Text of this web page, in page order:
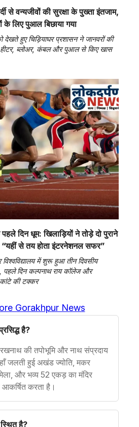
से वन्यजीवों की सुरक्षा के पुख्ता इंतजाम,
लिए पुआल बिछाया गया
देखते हुए चिड़ियाघर प्रशासन ने जानवरों की
हीटर, ब्लोअर, कंबल और पुआल से किए खास
दिन धूम: खिलाड़ियों ने तोड़े दो पुराने
“यहीं से तय होता इंटरनेशनल सफर”
विश्वविद्यालय में शुरू हुआ तीन दिवसीय
दिन कल्पनाथ राय कॉलेज और
कांटे की टक्कर
Gorakhpur News
है?
की तपोभूमि और नाथ संप्रदाय
जलती हुई अखंड ज्योति, मकर
और भव्य 52 एकड़ का मंदिर
करता है।
है?